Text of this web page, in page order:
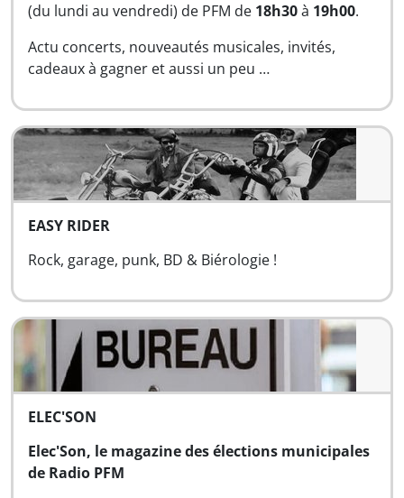
(du lundi au vendredi) de PFM de 18h30à 19h00.
Actu concerts, nouveautés musicales, invités,
cadeaux à gagner et aussi un peu …
EASY RIDER
Rock, garage, punk, BD & Biérologie !
ELEC'SON
Elec'Son, le magazine des élections municipales
de Radio PFM